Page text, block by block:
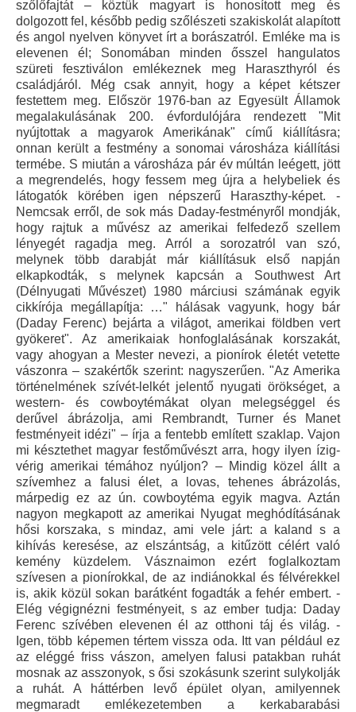
szőlőfajtát – köztük magyart is honosított meg és
dolgozott fel, később pedig szőlészeti szakiskolát alapított
és angol nyelven könyvet írt a borászatról. Emléke ma is
elevenen él; Sonomában minden ősszel hangulatos
szüreti fesztiválon emlékeznek meg Haraszthyról és
családjáról. Még csak annyit, hogy a képet kétszer
festettem meg. Először 1976-ban az Egyesült Államok
megalakulásának 200. évfordulójára rendezett "Mit
nyújtottak a magyarok Amerikának" című kiállításra;
onnan került a festmény a sonomai városháza kiállítási
termébe. S miután a városháza pár év múltán leégett, jött
a megrendelés, hogy fessem meg újra a helybeliek és
látogatók körében igen népszerű Haraszthy-képet. -
Nemcsak erről, de sok más Daday-festményről mondják,
hogy rajtuk a művész az amerikai felfedező szellem
lényegét ragadja meg. Arról a sorozatról van szó,
melynek több darabját már kiállításuk első napján
elkapkodták, s melynek kapcsán a Southwest Art
(Délnyugati Művészet) 1980 márciusi számának egyik
cikkírója megállapítja: …" hálásak vagyunk, hogy bár
(Daday Ferenc) bejárta a világot, amerikai földben vert
gyökeret". Az amerikaiak honfoglalásának korszakát,
vagy ahogyan a Mester nevezi, a pionírok életét vetette
vászonra – szakértők szerint: nagyszerűen. "Az Amerika
történelmének szívét-lelkét jelentő nyugati örökséget, a
western- és cowboytémákat olyan melegséggel és
derűvel ábrázolja, ami Rembrandt, Turner és Manet
festményeit idézi" – írja a fentebb említett szaklap. Vajon
mi késztethet magyar festőművészt arra, hogy ilyen ízig-
vérig amerikai témához nyúljon? – Mindig közel állt a
szívemhez a falusi élet, a lovas, tehenes ábrázolás,
márpedig ez az ún. cowboytéma egyik magva. Aztán
nagyon megkapott az amerikai Nyugat meghódításának
hősi korszaka, s mindaz, ami vele járt: a kaland s a
kihívás keresése, az elszántság, a kitűzött célért való
kemény küzdelem. Vásznaimon ezért foglalkoztam
szívesen a pionírokkal, de az indiánokkal és félvérekkel
is, akik közül sokan barátként fogadták a fehér embert. -
Elég végignézni festményeit, s az ember tudja: Daday
Ferenc szívében elevenen él az otthoni táj és világ. -
Igen, több képemen tértem vissza oda. Itt van például ez
az eléggé friss vászon, amelyen falusi patakban ruhát
mosnak az asszonyok, s ősi szokásunk szerint sulykolják
a ruhát. A háttérben levő épület olyan, amilyennek
megmaradt emlékezetemben a kerkabarabási